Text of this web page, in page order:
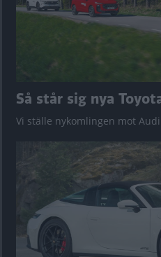
Så står sig nya
Vi ställe nykomlingen mot Audi